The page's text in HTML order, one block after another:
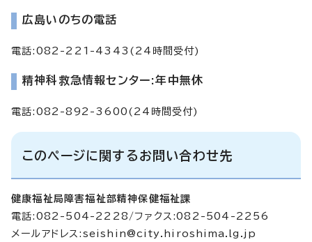
広島いのちの電話
電話:082-221-4343(24時間受付)
精神科救急情報センター:年中無休
電話:082-892-3600(24時間受付)
このページに関するお問い合わせ先
健康福祉局障害福祉部精神保健福祉課
電話:082-504-2228/ファクス:082-504-2256
メールアドレス: seishin@city.hiroshima.lg.jp